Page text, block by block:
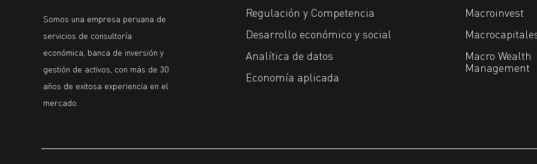
Somos una empresa peruana de
servicios de consultoría
económica, banca de inversión y
gestión de activos, con más de 30
años de exitosa experiencia en el
mercado.
Regulación y Competencia
Desarrollo económico y social
Analítica de datos
Economía aplicada
Macroinvest
Macro Wealth
Management